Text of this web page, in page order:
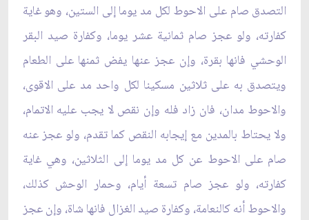
التصدق صام على الاحوط لكل مد يوما إلى الستين، وهو غاية
كفارته، ولو عجز صام ثمانية عشر يوما، وكفارة صيد البقر
الوحشي فانها بقرة، وإن عجز عنها يفض ثمنها على الطعام
ويتصدق به على ثلاثين مسكينا لكل واحد مد على الاقوى،
والاحوط مدان، فان زاد فله وإن نقص لا يجب عليه الاتمام،
ولا يحتاط بالمدين مع إيجابه النقص كما تقدم، ولو عجز عنه
صام على الاحوط عن كل مد يوما إلى الثلاثين، وهي غاية
كفارته، ولو عجز صام تسعة أيام، وحمار الوحش كذلك،
والاحوط أنه كالنعامة، وكفارة صيد الغزال فانها شاة، وإن عجز